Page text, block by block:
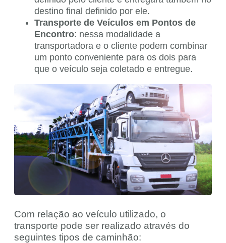
destino final definido por ele.
Transporte de Veículos em Pontos de
Encontro: nessa modalidade a
transportadora e o cliente podem combinar
um ponto conveniente para os dois para
que o veículo seja coletado e entregue.
Com relação ao veículo utilizado, o
transporte pode ser realizado através do
seguintes tipos de caminhão: